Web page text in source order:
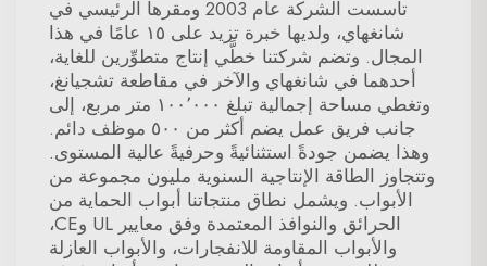
تأسست الشركة عام 2003 ومقرها الرئيسي في
شانغهاي، ولديها خبرة تزيد على ١٥ عامًا في هذا
المجال. وتضم شركتنا خطَّي إنتاج متطوِّرين للغاية،
أحدهما في شانغهاي والآخر في مقاطعة تشجيانغ،
وتغطي مساحة إجمالية تبلغ ١٠٠٬٠٠٠ متر مربع، إلى
جانب فريق عمل يضم أكثر من ٥٠٠ موظف دائم.
وهذا يضمن جودةً استثنائيةً وحرفيةً عالية المستوى.
وتتجاوز الطاقة الإنتاجية السنوية مليون مجموعة من
الأبواب. ويشمل نطاق منتجاتنا أبواب الحماية من
الحرائق والنوافذ المعتمدة وفق معايير UL وCE،
والأبواب المقاومة للانفجارات، والأبواب العازلة